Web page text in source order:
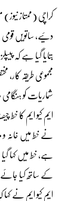
کراچی (ممتاز
دئیے، ساتویں
بتایا گیا ہے کہ
مجموعی طریقہ
شماریات کو ہنگامی
ایم کیو ایم کا خط
نے خط میں خانہ
ہے، خط میں کہا
کے ساتھ کیا